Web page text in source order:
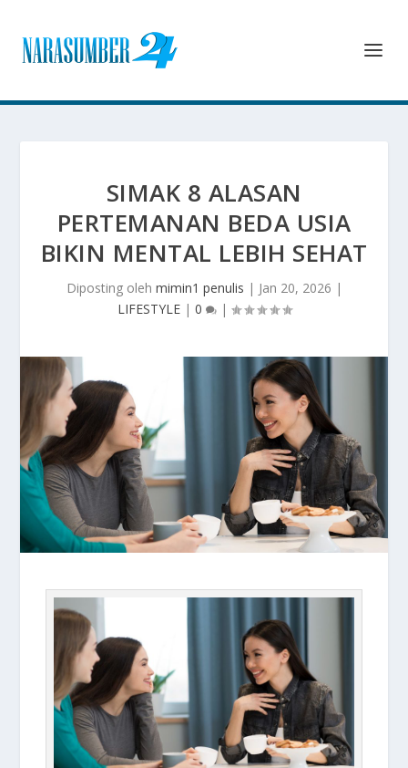
SIMAK 8 ALASAN
PERTEMANAN BEDA USIA
BIKIN MENTAL LEBIH SEHAT
Diposting oleh mimin1 penulis | Jan 20, 2026 |
LIFESTYLE| 0 |